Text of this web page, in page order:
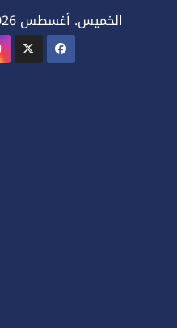
الخميس. أغسطس 6th, 2026